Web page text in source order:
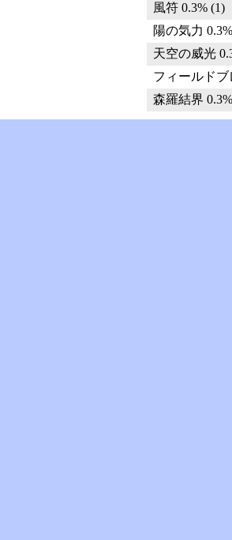
風符 0.3% (1)
陽の気力
天空の威光
フィールドブ
森羅結界